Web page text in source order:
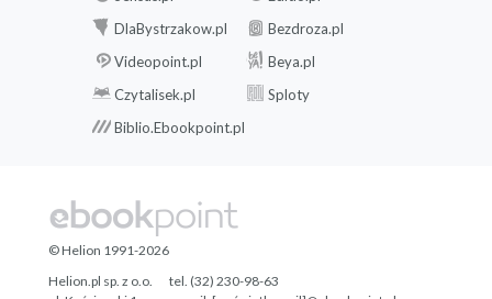
DlaBystrzakow.pl
Bezdroza.pl
Videopoint.pl
Beya.pl
Czytalisek.pl
Sploty
Biblio.Ebookpoint.pl
© Helion 1991-2026
Helion.pl sp. z o.o.
tel. (32) 230-98-63